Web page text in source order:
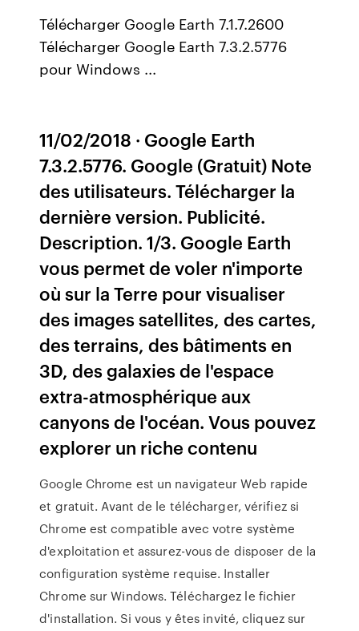
Télécharger Google Earth 7.1.7.2600
Télécharger Google Earth 7.3.2.5776
pour Windows ...
11/02/2018 · Google Earth
7.3.2.5776. Google (Gratuit) Note
des utilisateurs. Télécharger la
dernière version. Publicité.
Description. 1/3. Google Earth
vous permet de voler n'importe
où sur la Terre pour visualiser
des images satellites, des cartes,
des terrains, des bâtiments en
3D, des galaxies de l'espace
extra-atmosphérique aux
canyons de l'océan. Vous pouvez
explorer un riche contenu
Google Chrome est un navigateur Web rapide
et gratuit. Avant de le télécharger, vérifiez si
Chrome est compatible avec votre système
d'exploitation et assurez-vous de disposer de la
configuration système requise. Installer
Chrome sur Windows. Téléchargez le fichier
d'installation. Si vous y êtes invité, cliquez sur